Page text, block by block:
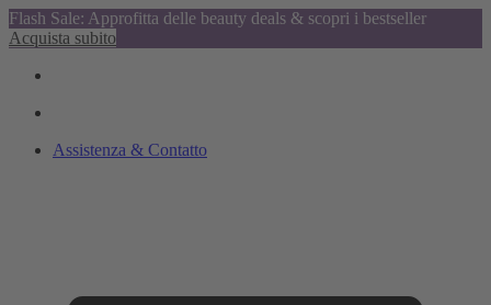
Flash Sale: Approfitta delle beauty deals & scopri i bestseller
Acquista subito
Assistenza & Contatto